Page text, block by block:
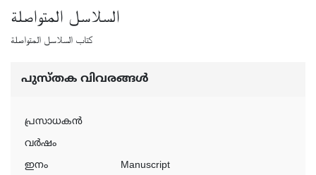
السلاسل المتواصلة
كتاب السلاسل المتواصلة
പുസ്‌തക വിവരങ്ങള്‍
പ്രസാധകന്‍
വര്‍ഷം
ഇനം
Manuscript